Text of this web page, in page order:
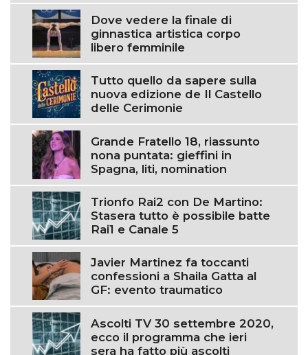
Dove vedere la finale di
ginnastica artistica corpo
libero femminile
Tutto quello da sapere sulla
nuova edizione de Il Castello
delle Cerimonie
Grande Fratello 18, riassunto
nona puntata: gieffini in
Spagna, liti, nomination
Trionfo Rai2 con De Martino:
Stasera tutto è possibile batte
Rai1 e Canale 5
Javier Martinez fa toccanti
confessioni a Shaila Gatta al
GF: evento traumatico
Ascolti TV 30 settembre 2020,
ecco il programma che ieri
sera ha fatto più ascolti